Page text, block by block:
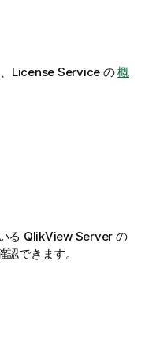
、License Service の概
る QlikView Server の
できます。